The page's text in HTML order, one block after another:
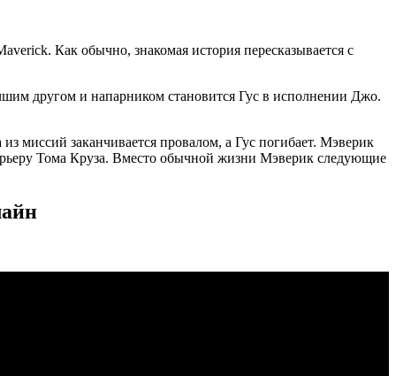
Как обычно, знакомая история пересказывается с
другом и напарником становится Гус в исполнении Джо.
миссий заканчивается провалом, а Гус погибает. Мэверик
Тома Круза. Вместо обычной жизни Мэверик следующие